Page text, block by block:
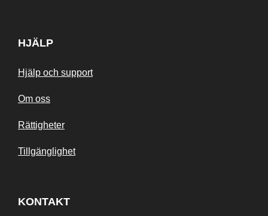
HJÄLP
Hjälp och support
Om oss
Rättigheter
Tillgänglighet
KONTAKT